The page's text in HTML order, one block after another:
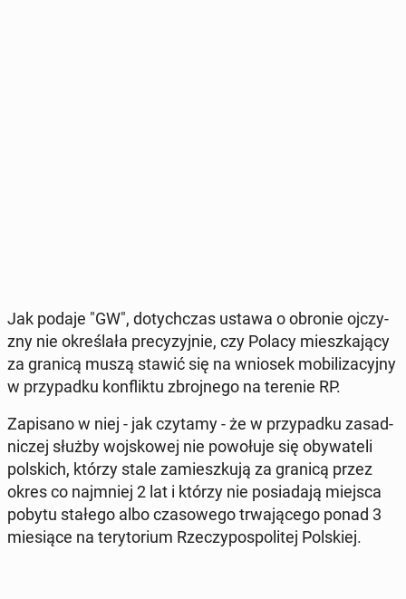
Jak podaje "GW", do­tych­czas ustawa o obronie oj­czy­
zny nie okre­śla­ła pre­cy­zyj­nie, czy Polacy miesz­ka­ją­cy
za granicą muszą stawić się na wniosek mo­bi­li­za­cyj­ny
w przy­pad­ku kon­flik­tu zbroj­ne­go na terenie RP.
Za­pi­sa­no w niej - jak czytamy - że w przy­pad­ku za­sad­
ni­czej służby woj­sko­wej nie po­wo­łu­je się oby­wa­te­li
pol­skich, którzy stale za­miesz­ku­ją za granicą przez
okres co naj­mniej 2 lat i którzy nie po­sia­da­ją miejsca
pobytu stałego albo cza­so­we­go trwa­ją­ce­go ponad 3
mie­sią­ce na te­ry­to­rium Rze­czy­po­spo­li­tej Pol­skiej.